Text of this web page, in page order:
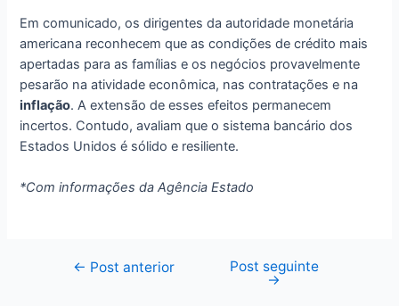
Em comunicado, os dirigentes da autoridade monetária
americana reconhecem que as condições de crédito mais
apertadas para as famílias e os negócios provavelmente
pesarão na atividade econômica, nas contratações e na
inflação. A extensão de esses efeitos permanecem
incertos. Contudo, avaliam que o sistema bancário dos
Estados Unidos é sólido e resiliente.
*Com informações da Agência Estado
Navegação
← Post anterior Post seguinte
→